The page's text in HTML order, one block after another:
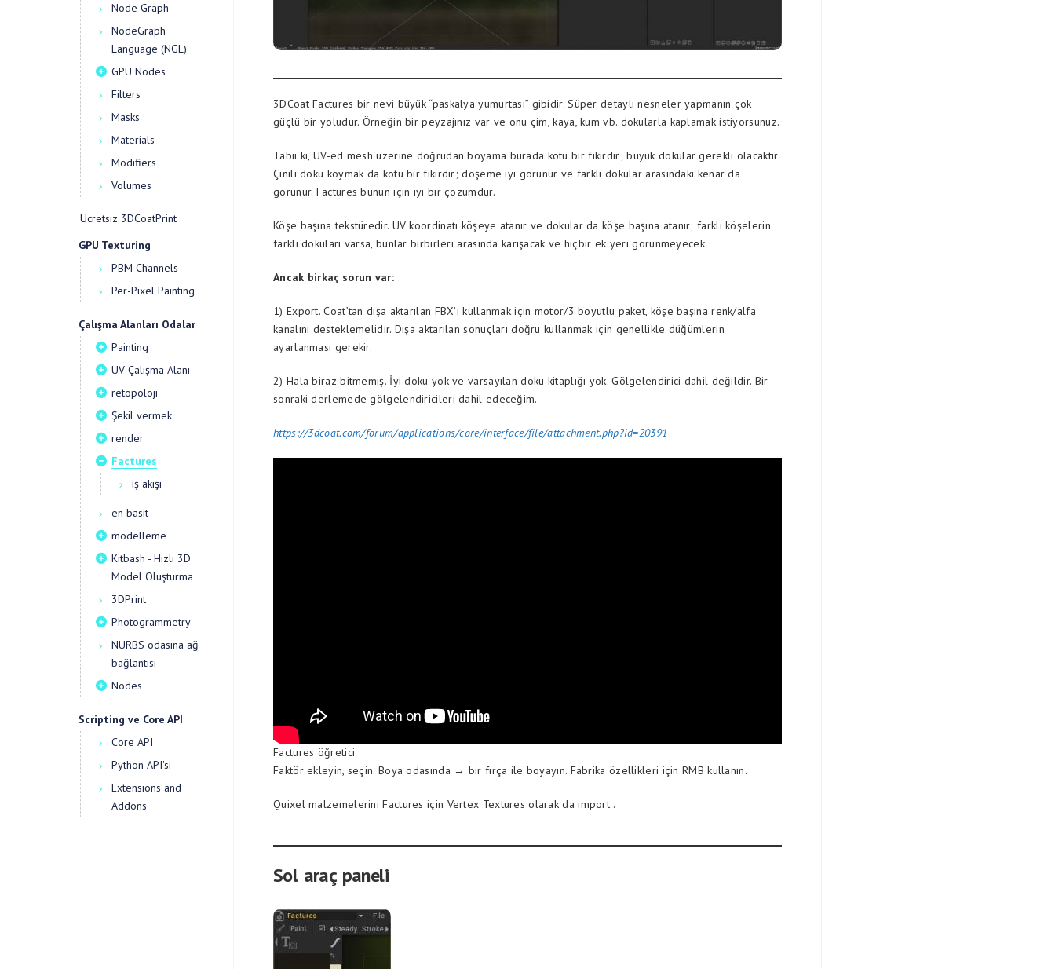
Node Graph
NodeGraph
Language (NGL)
GPU Nodes
Filters
Masks
Materials
Modifiers
Volumes
Ücretsiz 3DCoatPrint
GPU Texturing
PBM Channels
Per-Pixel Painting
Çalışma Alanları Odalar
Painting
UV Çalışma Alanı
retopoloji
Şekil vermek
render
Factures
iş akışı
en basit
modelleme
Kitbash - Hızlı 3D
Model Oluşturma
3DPrint
Photogrammetry
NURBS odasına ağ
bağlantısı
Nodes
Scripting ve Core API
Core API
Python API'si
Extensions and
Addons
3DCoat Factures bir nevi büyük “paskalya yumurtası” gibidir. Süper detaylı nesneler yapmanın çok
güçlü bir yoludur. Örneğin bir peyzajınız var ve onu çim, kaya, kum vb. dokularla kaplamak istiyorsunuz.
Tabii ki, UV-ed mesh üzerine doğrudan boyama burada kötü bir fikirdir; büyük dokular gerekli olacaktır.
Çinili doku koymak da kötü bir fikirdir; döşeme iyi görünür ve farklı dokular arasındaki kenar da
görünür. Factures bunun için iyi bir çözümdür.
Köşe başına tekstüredir. UV koordinatı köşeye atanır ve dokular da köşe başına atanır; farklı köşelerin
farklı dokuları varsa, bunlar birbirleri arasında karışacak ve hiçbir ek yeri görünmeyecek.
Ancak birkaç sorun var:
1) Export. Coat’tan dışa aktarılan FBX’i kullanmak için motor/3 boyutlu paket, köşe başına renk/alfa
kanalını desteklemelidir. Dışa aktarılan sonuçları doğru kullanmak için genellikle düğümlerin
ayarlanması gerekir.
2) Hala biraz bitmemiş. İyi doku yok ve varsayılan doku kitaplığı yok. Gölgelendirici dahil değildir. Bir
sonraki derlemede gölgelendiricileri dahil edeceğim.
https://3dcoat.com/forum/applications/core/interface/file/attachment.php?id=20391
Factures öğretici
Faktör ekleyin, seçin. Boya odasında → bir fırça ile boyayın. Fabrika özellikleri için RMB kullanın.
Quixel malzemelerini Factures için Vertex Textures olarak da import .
Sol araç paneli